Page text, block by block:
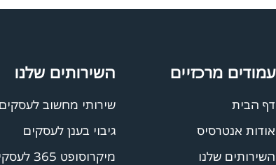
עמודים מרכזיים
דף הבית
אודות אנטרסיס
השירותים שלנו
השירותים שלנו
שירותי מחשוב לעסקים
גיבוי בענן לעסקים
מיקרוסופט 365 לעסקים